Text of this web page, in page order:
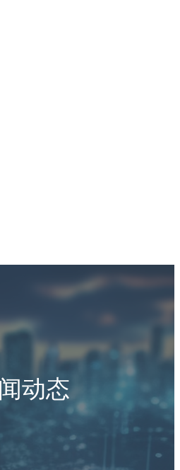
动态